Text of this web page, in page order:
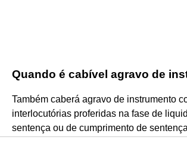
Quando é cabível agravo de
Também caberá agravo de instrumento
interlocutórias proferidas na fase de
sentença ou de cumprimento de